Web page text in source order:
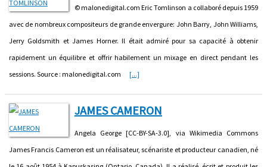
© malonedigital.com Eric Tomlinson a collaboré depuis 1959
avec de nombreux compositeurs de grande envergure: John Barry, John Williams,
Jerry Goldsmith et James Horner. Il était admiré pour sa capacité à obtenir
rapidement un équilibre et offrir habilement un mixage en direct pendant les
sessions. Source : malonedigital.com [...]
JAMES CAMERON
Angela George [CC-BY-SA-3.0], via Wikimedia Commons
James Francis Cameron est un réalisateur, scénariste et producteur canadien, né